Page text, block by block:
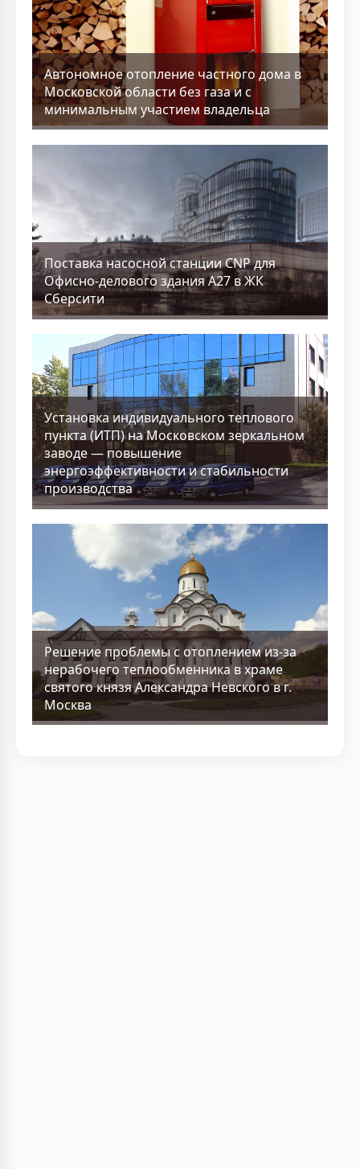
Aвтономное отопление частного дома в
Московской области без газа и с
минимальным участием владельца
Поставка насосной станции CNP для
Офисно-делового здания А27 в ЖК
Сберсити
Установка индивидуального теплового
пункта (ИТП) на Московском зеркальном
заводе — повышение
энергоэффективности и стабильности
производства
Решение проблемы с отоплением из-за
нерабочего теплообменника в храме
святого князя Александра Невского в г.
Москва